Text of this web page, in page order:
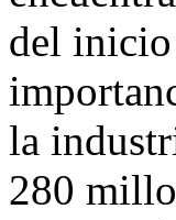
del
la
280